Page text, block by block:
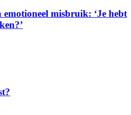
misbruik: ‘Je hebt